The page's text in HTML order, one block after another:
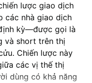
lược giao dịch
các nhà giao dịch
kỳ—được gọi là
và short trên thị
Chiến lược này
các vị thế thị
dùng có khả năng